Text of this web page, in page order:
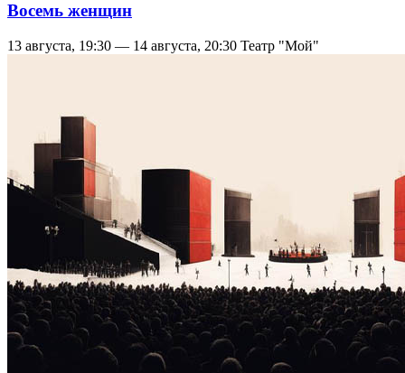
Восемь женщин
13 августа, 19:30 — 14 августа, 20:30 Театр "Мой"